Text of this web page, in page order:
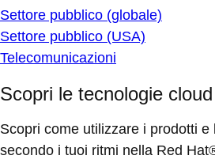
Settore pubblico (globale)
Settore pubblico (USA)
Telecomunicazioni
Scopri le tecnologie cloud
Scopri come utilizzare i prodotti e
secondo i tuoi ritmi nella Red